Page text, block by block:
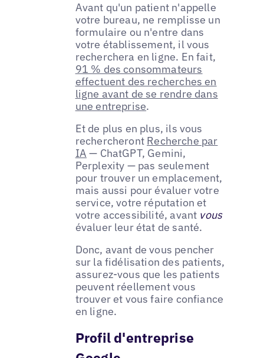
Avant qu'un patient n'appelle
votre bureau, ne remplisse un
formulaire ou n'entre dans
votre établissement, il vous
recherchera en ligne. En fait,
91 % des consommateurs
effectuent des recherches en
ligne avant de se rendre dans
une entreprise.
Et de plus en plus, ils vous
rechercheront Recherche par
IA — ChatGPT, Gemini,
Perplexity — pas seulement
pour trouver un emplacement,
mais aussi pour évaluer votre
service, votre réputation et
votre accessibilité, avant vous
évaluer leur état de santé.
Donc, avant de vous pencher
sur la fidélisation des patients,
assurez-vous que les patients
peuvent réellement vous
trouver et vous faire confiance
en ligne.
Profil d'entreprise